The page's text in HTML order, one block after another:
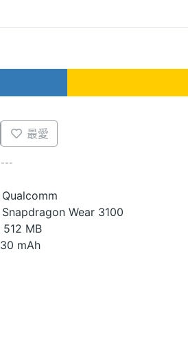
最愛
Qualcomm
Snapdragon Wear 3100
512 MB
mAh